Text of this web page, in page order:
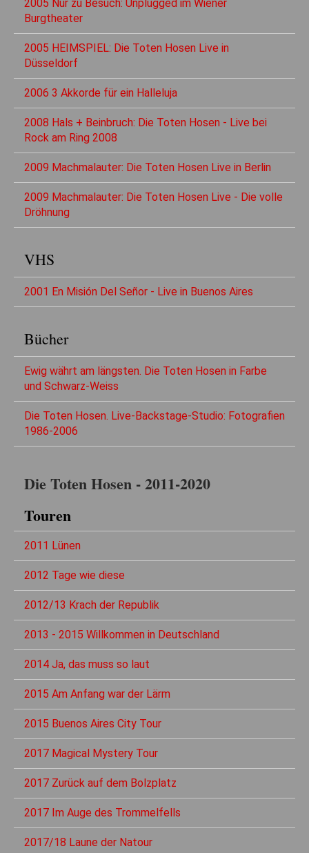
2005 Nur zu Besuch: Unplugged im Wiener
Burgtheater
2005 HEIMSPIEL: Die Toten Hosen Live in
Düsseldorf
2006 3 Akkorde für ein Halleluja
2008 Hals + Beinbruch: Die Toten Hosen - Live bei
Rock am Ring 2008
2009 Machmalauter: Die Toten Hosen Live in Berlin
2009 Machmalauter: Die Toten Hosen Live - Die volle
Dröhnung
VHS
2001 En Misión Del Señor - Live in Buenos Aires
Bücher
Ewig währt am längsten. Die Toten Hosen in Farbe
und Schwarz-Weiss
Die Toten Hosen. Live-Backstage-Studio: Fotografien
1986-2006
Die Toten Hosen - 2011-2020
Touren
2011 Lünen
2012 Tage wie diese
2012/13 Krach der Republik
2013 - 2015 Willkommen in Deutschland
2014 Ja, das muss so laut
2015 Am Anfang war der Lärm
2015 Buenos Aires City Tour
2017 Magical Mystery Tour
2017 Zurück auf dem Bolzplatz
2017 Im Auge des Trommelfells
2017/18 Laune der Natour